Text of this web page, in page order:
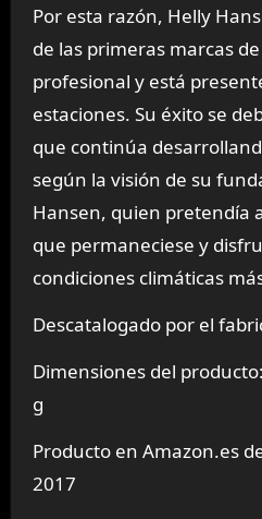
Por esta razón, Helly
de las primeras marcas
profesional y está
estaciones. Su éxito se
que continúa
según la visión de su
Hansen, quien pretendía
que permaneciese y
condiciones climáticas
Descatalogado por el
Dimensiones del
g
Producto en Amazon.es
2017